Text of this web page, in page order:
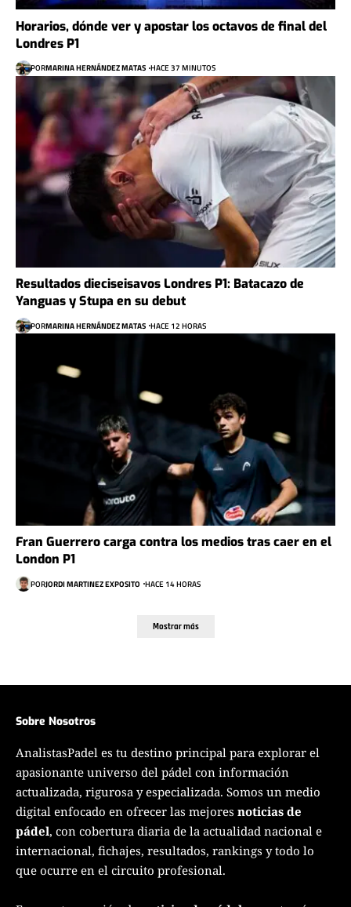
Horarios, dónde ver y apostar los octavos de final del
Londres P1
PORMARINA HERNÁNDEZ MATAS HACE 37 MINUTOS
Resultados dieciseisavos Londres P1: Batacazo de
Yanguas y Stupa en su debut
PORMARINA HERNÁNDEZ MATAS HACE 12 HORAS
Fran Guerrero carga contra los medios tras caer en el
London P1
PORJORDI MARTINEZ EXPOSITO HACE 14 HORAS
Mostrar más
Sobre Nosotros
AnalistasPadel es tu destino principal para explorar el
apasionante universo del pádel con información
actualizada, rigurosa y especializada. Somos un medio
digital enfocado en ofrecer las mejores noticias de
pádel, con cobertura diaria de la actualidad nacional e
internacional, fichajes, resultados, rankings y todo lo
que ocurre en el circuito profesional.